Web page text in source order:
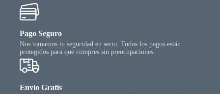
Pago Seguro
Nos tomamos tu seguridad en serio. Todos los pagos están
protegidos para que compres sin preocupaciones.
Envío Gratis